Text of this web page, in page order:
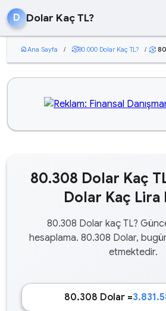
D Dolar Kaç TL?
homeAna Sayfa / currency_exchange80.000 Dolar Kaç TL? / currency_exchange
80.308 Dolar Kaç
Dolar Kaç Lira
80.308 Dolar kaç TL?
hesaplama. 80.308 Dolar,
etmektedir.
80.308 Dolar =